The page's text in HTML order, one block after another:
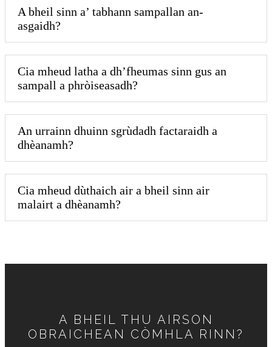
A bheil sinn a’ tabhann sampallan an-
asgaidh?
Cia mheud latha a dh’fheumas sinn gus an
sampall a phròiseasadh?
An urrainn dhuinn sgrùdadh factaraidh a
dhèanamh?
Cia mheud dùthaich air a bheil sinn air
malairt a dhèanamh?
A BHEIL THU AIRSON
OBRAICHEAN CÒMHLA RINN?